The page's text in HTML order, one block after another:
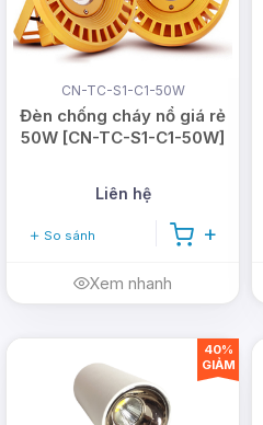
CN-TC-S1-C1-50W
Đèn chống cháy nổ giá rẻ
50W [CN-TC-S1-C1-50W]
Liên hệ
So sánh
Xem nhanh
40%
GIẢM